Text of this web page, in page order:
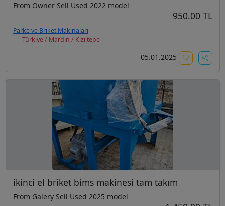
From Owner Sell Used 2022 model
950.00 TL
Parke ve Briket Makinaları
Türkiye / Mardin / Kızıltepe
05.01.2025
ikinci el briket bims makinesi tam takım
From Galery Sell Used 2025 model